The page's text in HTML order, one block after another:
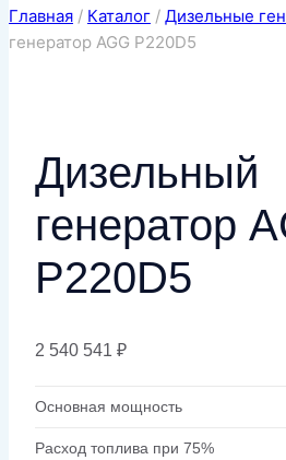
Главная / Каталог / Дизельные
генератор AGG P220D5
Дизельный
генератор
P220D5
2 540 541 ₽
Основная мощность
Расход топлива при 75%